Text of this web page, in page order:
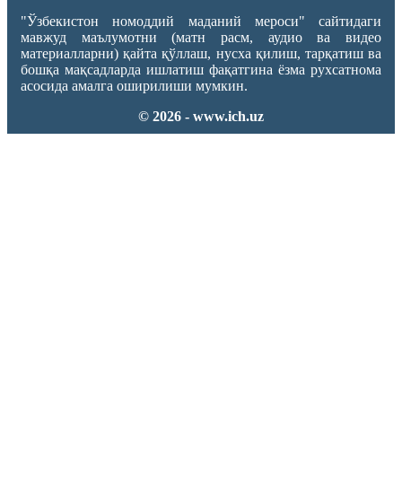
"Ўзбекистон номоддий маданий мероси" сайтидаги
мавжуд маълумотни (матн расм, аудио ва видео
материалларни) қайта қўллаш, нусха қилиш, тарқатиш ва
бошқа мақсадларда ишлатиш фақатгина ёзма рухсатнома
асосида амалга оширилиши мумкин.
© 2026 - www.ich.uz